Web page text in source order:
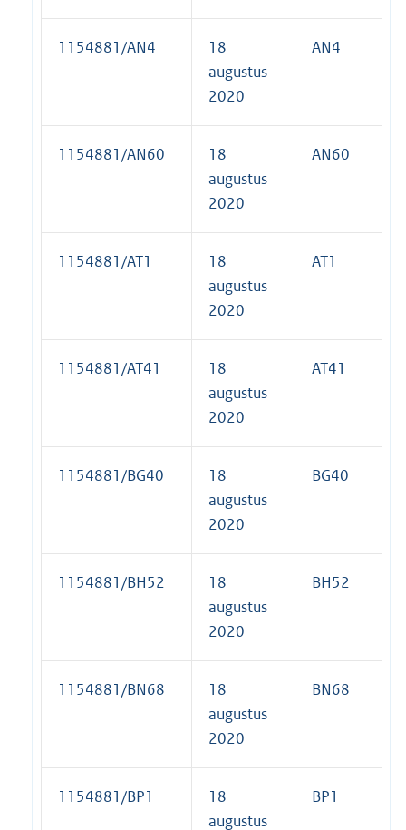
1154881/AN4
18
augustus
2020
AN4
1154881/AN60
18
augustus
2020
AN60
1154881/AT1
18
augustus
2020
AT1
1154881/AT41
18
augustus
2020
AT41
1154881/BG40
18
augustus
2020
BG40
1154881/BH52
18
augustus
2020
BH52
1154881/BN68
18
augustus
2020
BN68
1154881/BP1
18
augustus
BP1